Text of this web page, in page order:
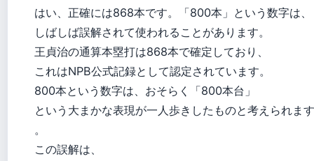
はい、正確には868本です。「800本」という数字は、
しばしば誤解されて使われることがあります。
王貞治の通算本塁打は868本で確定しており、
これはNPB公式記録として認定されています。
800本という数字は、おそらく「800本台」
という大まかな表現が一人歩きしたものと考えられます
。
この誤解は、